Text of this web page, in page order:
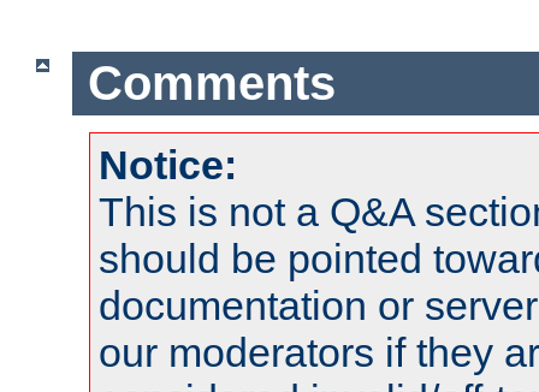
Comments
Notice:
This is not a Q&A
should be pointed
documentation or
our moderators if they